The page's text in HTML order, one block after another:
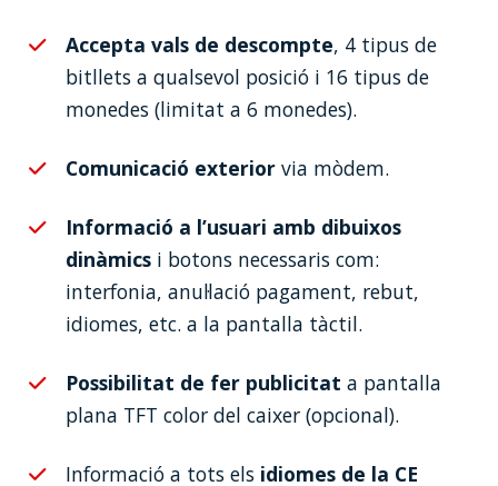
Accepta vals de descompte, 4 tipus de
bitllets a qualsevol posició i 16 tipus de
monedes (limitat a 6 monedes).
Comunicació exterior via mòdem.
Informació a l’usuari amb dibuixos
dinàmics i botons necessaris com:
interfonia, anul·lació pagament, rebut,
idiomes, etc. a la pantalla tàctil.
Possibilitat de fer publicitat a pantalla
plana TFT color del caixer (opcional).
Informació a tots els idiomes de la CE